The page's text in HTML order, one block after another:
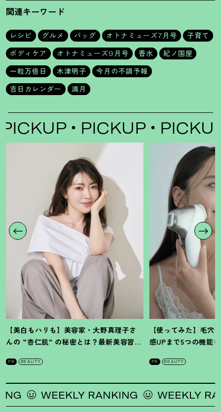
堂】
関連キーワード
レシピ グルメ バッグ オトナミューズ7月号
子育て
ボディケア
オトナミューズ9月号 香水
紀ノ国屋
一粒万倍日
木津明子
今月の不調予報
吉日カレンダー
満月
PICKUP PICKUP
【美白もハリも】美容家・大野真理子さ
んの “杏仁肌” の秘密とは ？ 最新美容習慣
PR BEAUTY
【使ってみた】毛穴
感UPまで5つの機能
PR BEAUTY
WEEKLY RANKING WEEKLY